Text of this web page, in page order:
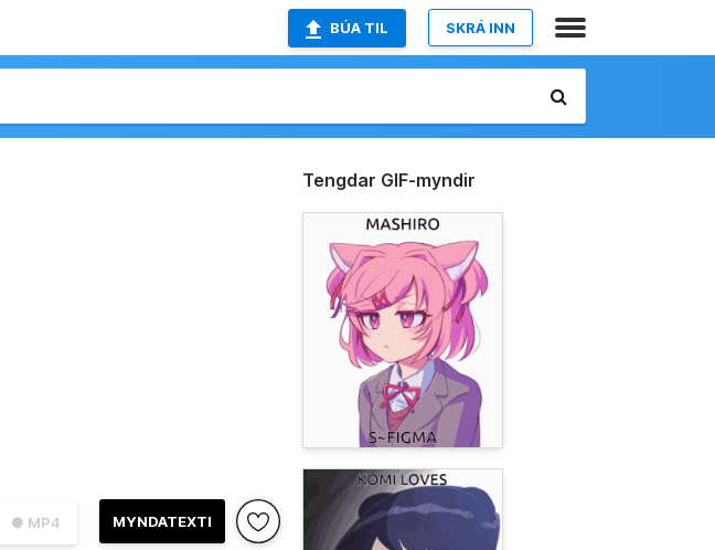
BÚA TIL SKRÁ INN
● MP4 MYNDATEXTI
Tengdar GIF-myndir